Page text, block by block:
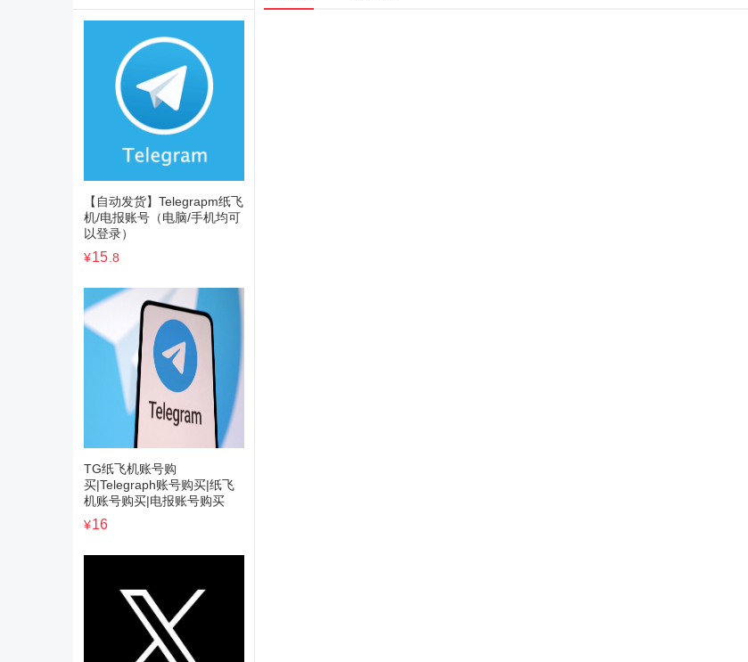
【自动发货】Telegrapm纸飞
机/电报账号（电脑/手机均可
以登录）
¥15 .8
TG纸飞机账号购
买|Telegraph账号购买|纸飞
机账号购买|电报账号购买
¥16